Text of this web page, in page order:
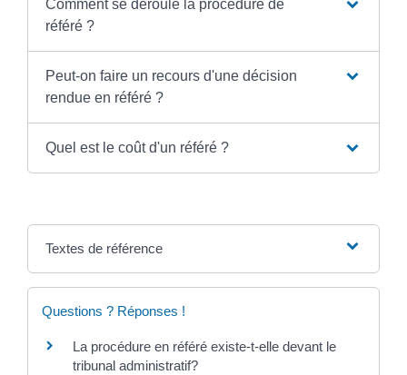
Comment se déroule la procédure de
référé ?
Peut-on faire un recours d'une décision
rendue en référé ?
Quel est le coût d'un référé ?
Textes de référence
Questions ? Réponses !
La procédure en référé existe-t-elle devant le
tribunal administratif?